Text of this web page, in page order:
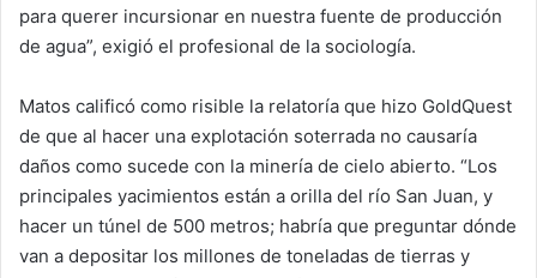
para querer incursionar en nuestra fuente de producción
de agua”, exigió el profesional de la sociología.
Matos calificó como risible la relatoría que hizo GoldQuest
de que al hacer una explotación soterrada no causaría
daños como sucede con la minería de cielo abierto. “Los
principales yacimientos están a orilla del río San Juan, y
hacer un túnel de 500 metros; habría que preguntar dónde
van a depositar los millones de toneladas de tierras y